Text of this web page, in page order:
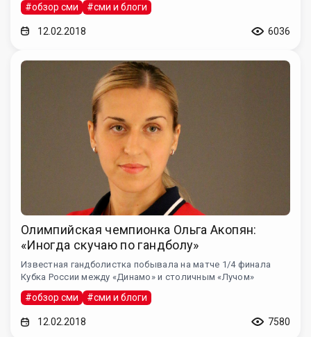
#обзор сми #сми и блоги
12.02.2018 6036
Олимпийская чемпионка Ольга Акопян:
«Иногда скучаю по гандболу»
Известная гандболистка побывала на матче 1/4 финала
Кубка России между «Динамо» и столичным «Лучом»
#обзор сми #сми и блоги
12.02.2018 7580